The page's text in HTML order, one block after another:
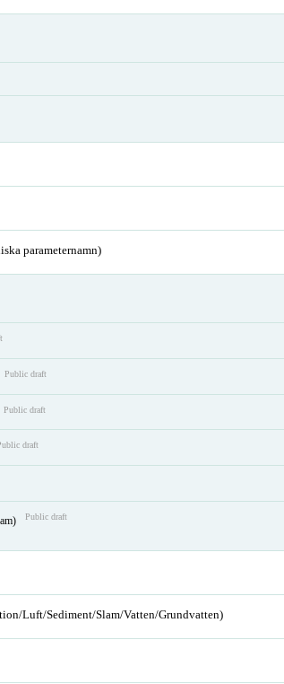
parameternamn)
Public draft
Public draft
draft
Public draft
Luft/Sediment/Slam/Vatten/Grundvatten)